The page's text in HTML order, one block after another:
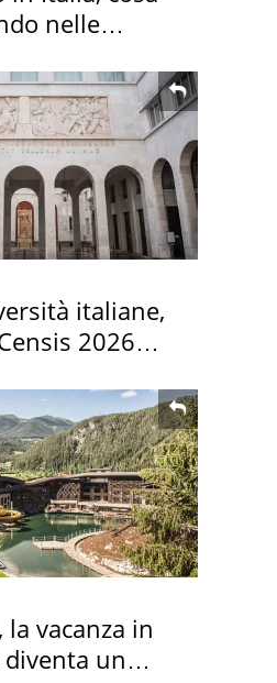
nelle
italiane,
2026
vacanza in
un